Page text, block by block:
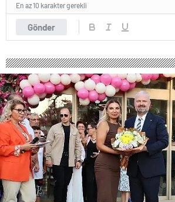
Gönder
En az 10 karakter gerekli